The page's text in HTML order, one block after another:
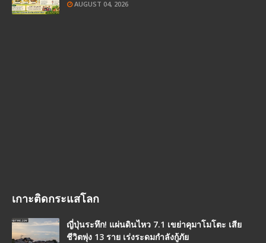
AUGUST 04, 2026
เกาะติดกระแสโลก
ญี่ปุ่นระทึก! แผ่นดินไหว 7.1 เขย่าคุมาโมโตะ เสีย
ชีวิตพุ่ง 13 ราย เร่งระดมกำลังกู้ภัย